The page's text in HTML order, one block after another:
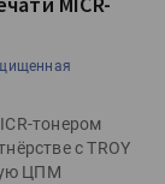
тонером
с TROY
ЦПМ